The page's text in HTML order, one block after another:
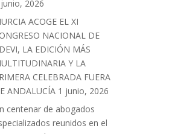
2026
ACOGE EL XI
NACIONAL DE
LA EDICIÓN MÁS
Y LA
CELEBRADA FUERA
ANDALUCÍA 1 junio, 2026
centenar de abogados
reunidos en el